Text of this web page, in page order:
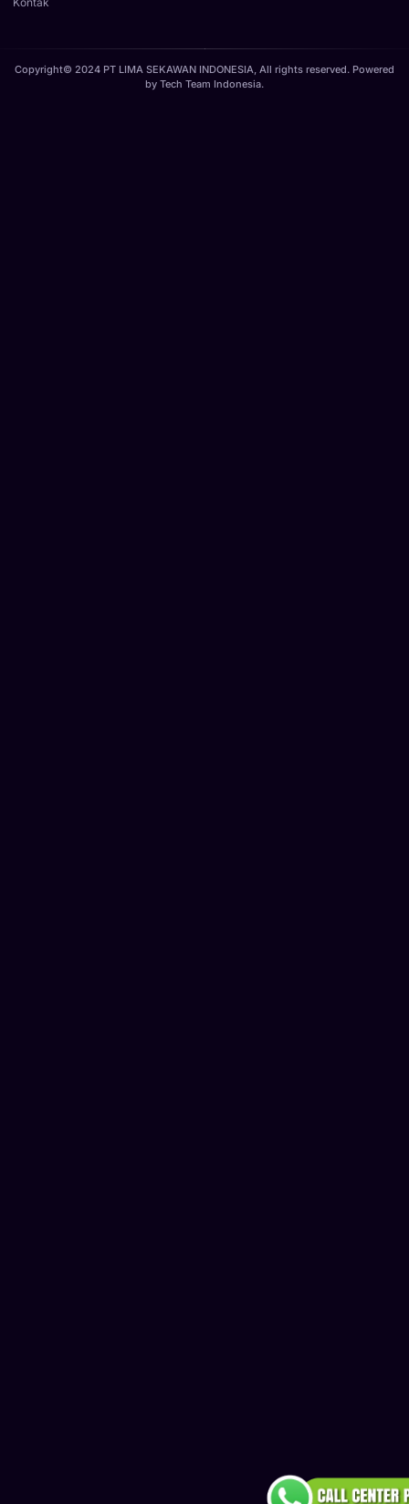
Copyright© 2024 PT LIMA SEKAWAN INDONESIA, All rights reserved. Powered
by Tech Team Indonesia.